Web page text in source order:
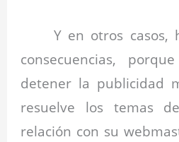
Y en otros casos,
consecuencias,
detener la publicidad
resuelve los temas
relación con su